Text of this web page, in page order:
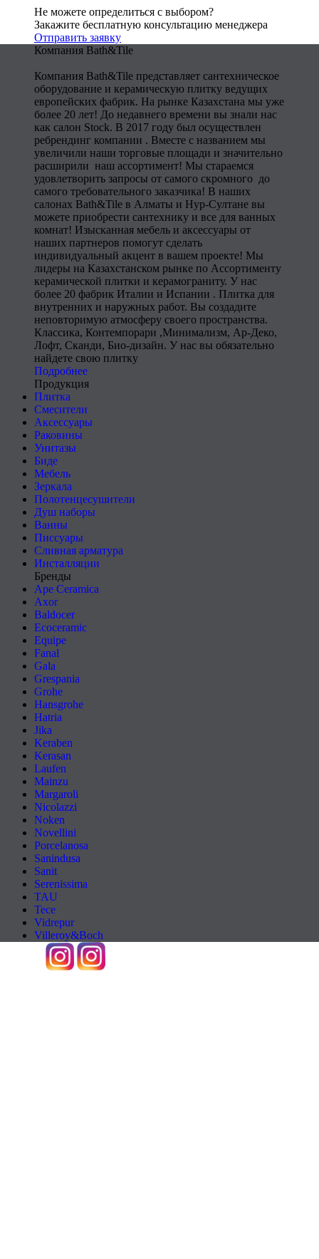
Не можете определиться с выбором?
Закажите бесплатную консультацию менеджера
Отправить заявку
Компания Bath&Tile
Компания Bath&Tile представляет сантехническое
оборудование и керамическую плитку ведущих
европейских фабрик. На рынке Казахстана мы уже
более 20 лет! До недавнего времени вы знали нас
как салон Stock. В 2017 году был осуществлен
ребрендинг компании . Вместе с названием мы
увеличили наши торговые площади и значительно
расширили наш ассортимент! Мы стараемся
удовлетворить запросы от самого скромного до
самого требовательного заказчика! В наших
салонах Bath&Tile в Алматы и Нур-Султане вы
можете приобрести сантехнику и все для ванных
комнат! Изысканная мебель и аксессуары от
наших партнеров помогут сделать
индивидуальный акцент в вашем проекте! Мы
лидеры на Казахстанском рынке по Ассортименту
керамической плитки и керамограниту. У нас
более 20 фабрик Италии и Испании . Плитка для
внутренних и наружных работ. Вы создадите
неповторимую атмосферу своего пространства.
Классика, Контемпорари ,Минимализм, Ар-Деко,
Лофт, Сканди, Био-дизайн. У нас вы обязательно
найдете свою плитку
Подробнее
Продукция
Плитка
Смесители
Аксессуары
Раковины
Унитазы
Биде
Мебель
Зеркала
Полотенцесушители
Душ наборы
Ванны
Писсуары
Сливная арматура
Инсталляции
Бренды
Ape Ceramica
Axor
Baldocer
Ecoceramic
Equipe
Fanal
Gala
Grespania
Grohe
Hansgrohe
Hatria
Jika
Keraben
Kerasan
Laufen
Mainzu
Margaroli
Nicolazzi
Noken
Novellini
Porcelanosa
Sanindusa
Sanit
Serenissima
TAU
Tece
Vidrepur
Villeroy&Boch